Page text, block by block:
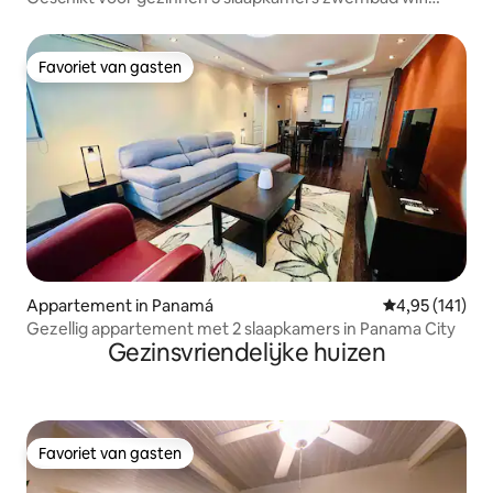
Favoriet van gasten
Favoriet van gasten
Appartement in Panamá Gemiddelde
4,95 (141)
Gezellig appartement met 2 slaapkamers in Panama City
Gezinsvriendelijke huizen
Favoriet van gasten
Favoriet van gasten